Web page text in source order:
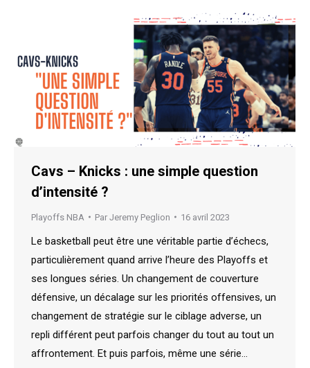
Cavs – Knicks : une simple question
d’intensité ?
Playoffs NBA Par Jeremy Peglion 16 avril 2023
Le basketball peut être une véritable partie d’échecs,
particulièrement quand arrive l’heure des Playoffs et
ses longues séries. Un changement de couverture
défensive, un décalage sur les priorités offensives, un
changement de stratégie sur le ciblage adverse, un
repli différent peut parfois changer du tout au tout un
affrontement. Et puis parfois, même une série…